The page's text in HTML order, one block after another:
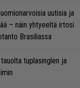
uutisia ja
– näin yhtyeeltä irtosi
Brasiliassa
tauolta tuplasinglen ja